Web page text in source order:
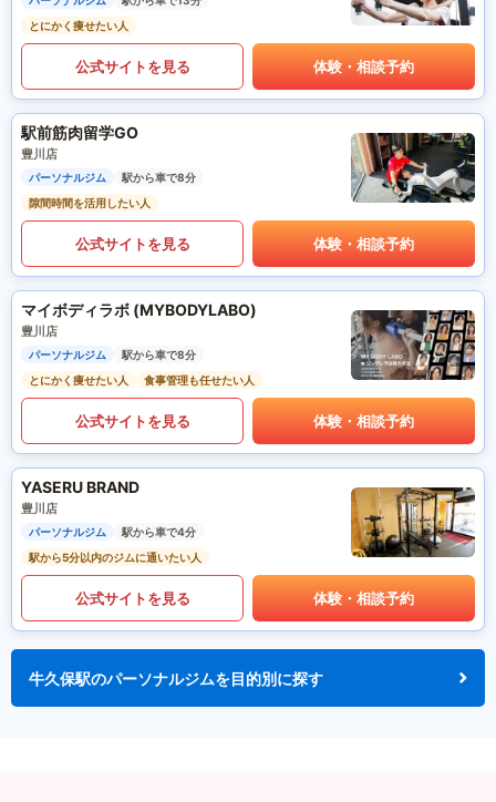
とにかく痩せたい人
公式サイトを見る 体験・相談予約
駅前筋肉留学GO
豊川店
パーソナルジム
駅から車で8分
隙間時間を活用したい人
公式サイトを見る 体験・相談予約
マイボディラボ (MYBODYLABO)
豊川店
パーソナルジム
駅から車で8分
とにかく痩せたい人
食事管理も任せたい人
公式サイトを見る 体験・相談予約
YASERU BRAND
豊川店
パーソナルジム
駅から車で4分
駅から5分以内のジムに通いたい人
公式サイトを見る 体験・相談予約
牛久保駅のパーソナルジムを目的別に探す